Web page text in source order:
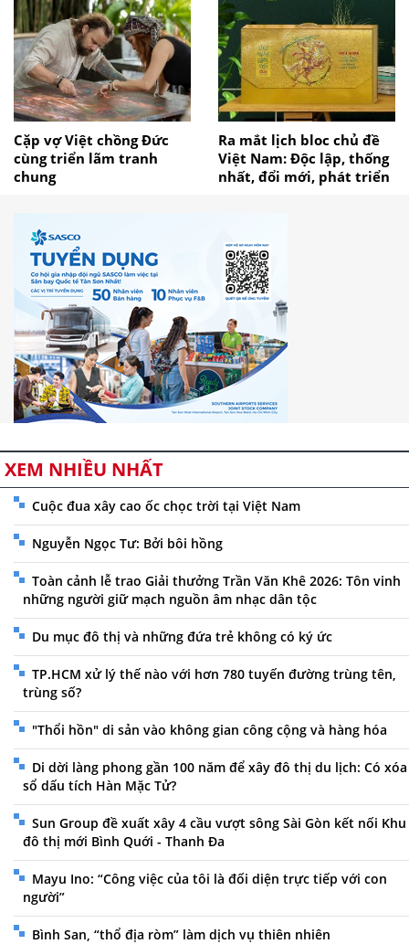
Cặp vợ Việt chồng Đức
cùng triển lãm tranh
chung
Ra mắt lịch bloc chủ đề
Việt Nam: Độc lập, thống
nhất, đổi mới, phát triển
XEM NHIỀU NHẤT
Cuộc đua xây cao ốc chọc trời tại Việt Nam
Nguyễn Ngọc Tư: Bởi bôi hồng
Toàn cảnh lễ trao Giải thưởng Trần Văn Khê 2026: Tôn vinh
những người giữ mạch nguồn âm nhạc dân tộc
Du mục đô thị và những đứa trẻ không có ký ức
TP.HCM xử lý thế nào với hơn 780 tuyến đường trùng tên,
trùng số?
"Thổi hồn" di sản vào không gian công cộng và hàng hóa
Di dời làng phong gần 100 năm để xây đô thị du lịch: Có xóa
sổ dấu tích Hàn Mặc Tử?
Sun Group đề xuất xây 4 cầu vượt sông Sài Gòn kết nối Khu
đô thị mới Bình Quới - Thanh Đa
Mayu Ino: “Công việc của tôi là đối diện trực tiếp với con
người”
Bình San, “thổ địa ròm” làm dịch vụ thiên nhiên